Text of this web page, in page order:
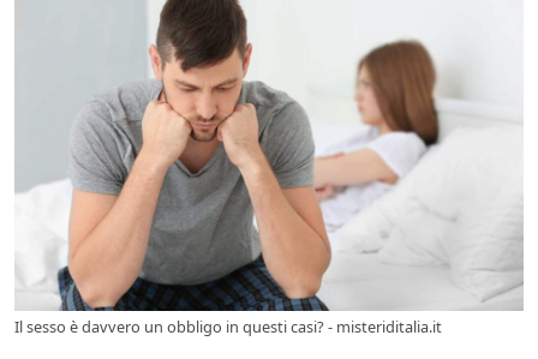
Il sesso è davvero un obbligo in questi casi? - misteriditalia.it